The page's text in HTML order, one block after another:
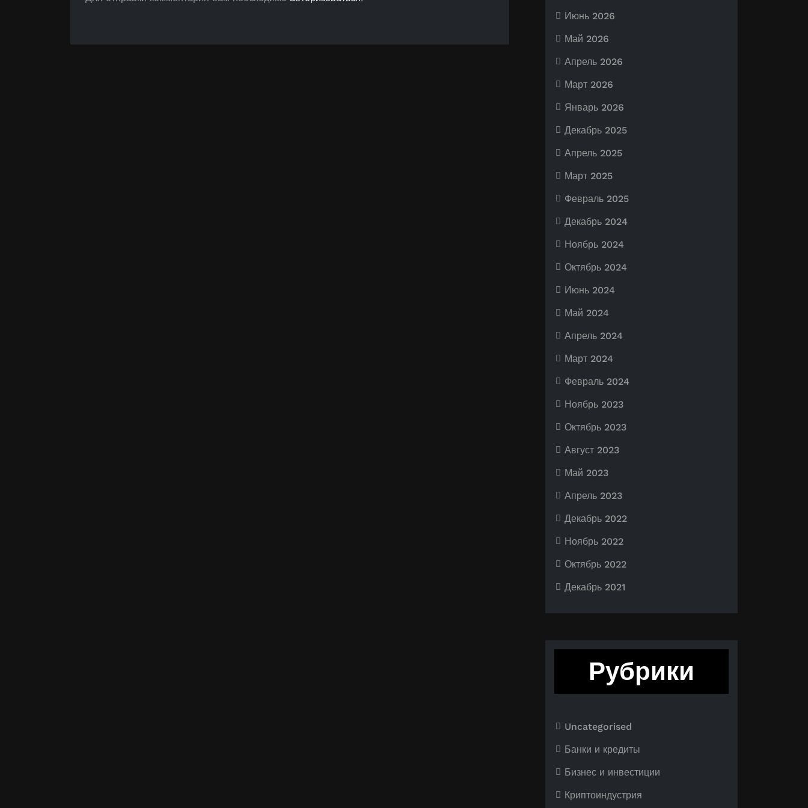
Июнь 2026
Май 2026
Апрель 2026
Март 2026
Январь 2026
Декабрь 2025
Апрель 2025
Март 2025
Февраль 2025
Декабрь 2024
Ноябрь 2024
Октябрь 2024
Июнь 2024
Май 2024
Апрель 2024
Март 2024
Февраль 2024
Ноябрь 2023
Октябрь 2023
Август 2023
Май 2023
Апрель 2023
Декабрь 2022
Ноябрь 2022
Октябрь 2022
Декабрь 2021
Рубрики
Uncategorised
Банки и кредиты
Бизнес и инвестиции
Криптоиндустрия